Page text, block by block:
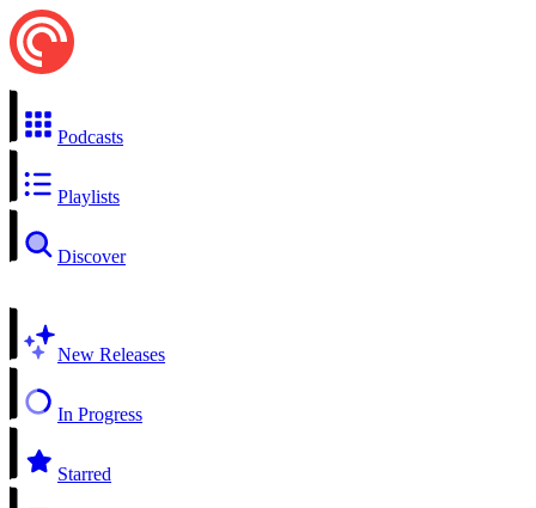
Podcasts
Playlists
Discover
New Releases
In Progress
Starred